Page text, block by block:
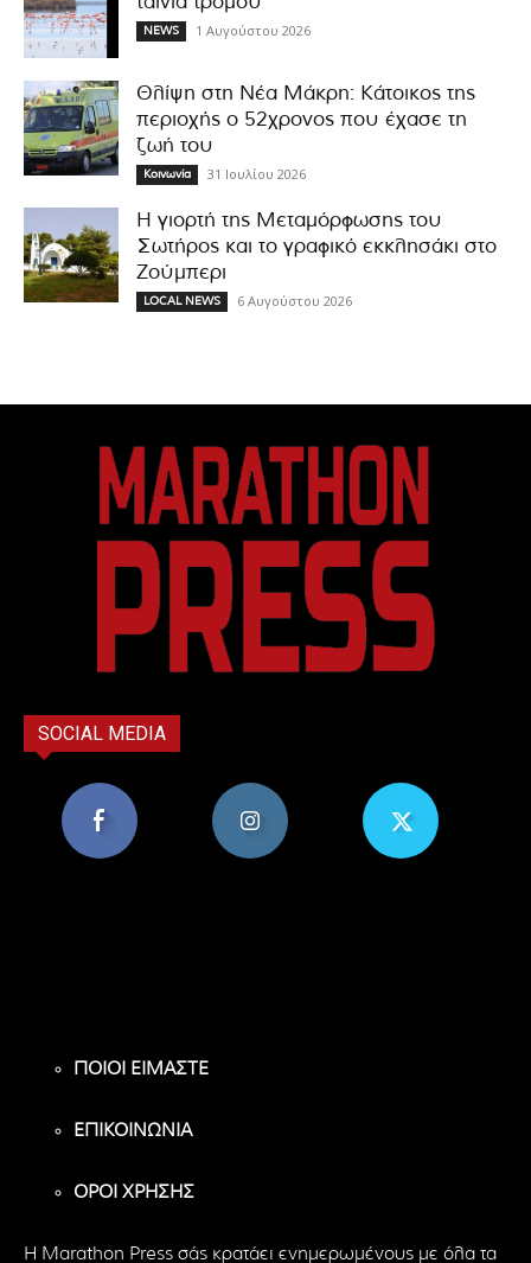
NEWS 1 Αυγούστου 2026
Θλίψη στη Νέα Μάκρη: Κάτοικος της
περιοχής ο 52χρονος που έχασε τη
ζωή του
Κοινωνία 31 Ιουλίου 2026
Η γιορτή της Μεταμόρφωσης του
Σωτήρος και το γραφικό εκκλησάκι στο
Ζούμπερι
LOCAL NEWS 6 Αυγούστου 2026
SOCIAL MEDIA
ΠΟΙΟΙ ΕΙΜΑΣΤΕ
ΕΠΙΚΟΙΝΩΝΙΑ
ΟΡΟΙ ΧΡΗΣΗΣ
H Marathon Press σάς κρατάει ενημερωμένους με όλα τα